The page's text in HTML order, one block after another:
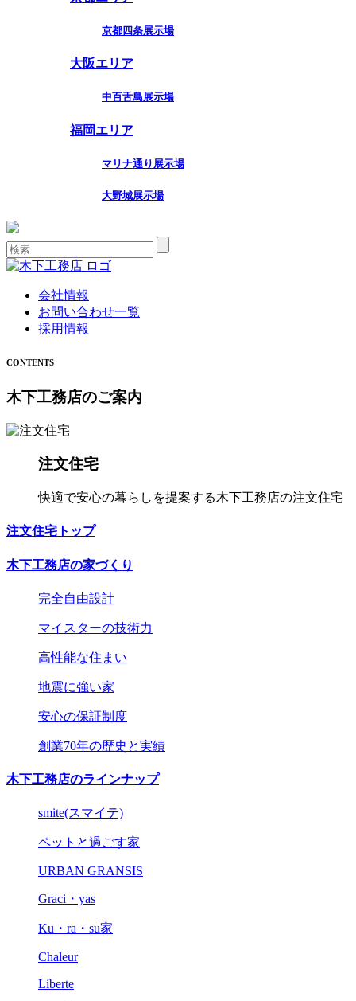
京都四条展示場
大阪エリア
中百舌鳥展示場
福岡エリア
マリナ通り展示場
大野城展示場
会社情報
お問い合わせ一覧
採用情報
CONTENTS
木下工務店のご案内
注文住宅
快適で安心の暮らしを提案する木下工務店の注文住宅
注文住宅トップ
木下工務店の家づくり
完全自由設計
マイスターの技術力
高性能な住まい
地震に強い家
安心の保証制度
創業70年の歴史と実績
木下工務店のラインナップ
smite(スマイテ)
ペットと過ごす家
URBAN GRANSIS
Graci・yas
Ku・ra・su家
Chaleur
Liberte